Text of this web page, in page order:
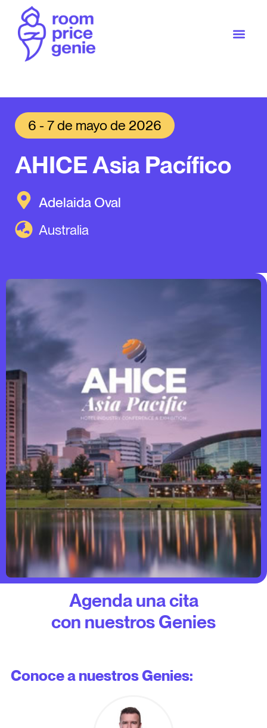
6 - 7 de mayo de 2026
AHICE Asia Pacífico
Adelaida Oval
Australia
Agenda una cita
con nuestros Genies
Conoce a nuestros Genies: